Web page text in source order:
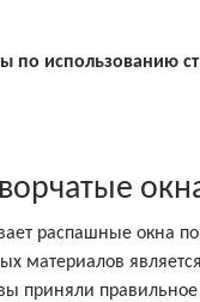
по использованию
распашные окна
материалов
приняли